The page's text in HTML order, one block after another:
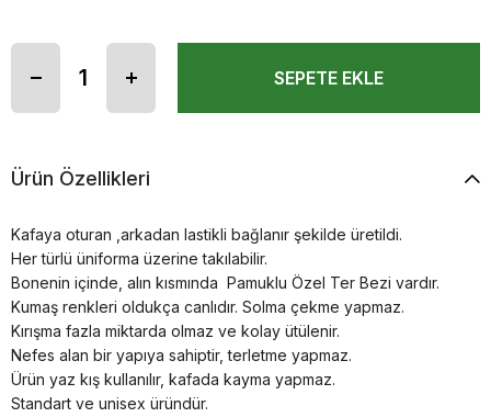
Ürün Özellikleri
Kafaya oturan ,arkadan lastikli bağlanır şekilde üretildi.
Her türlü üniforma üzerine takılabilir.
Bonenin içinde, alın kısmında Pamuklu Özel Ter Bezi vardır.
Kumaş renkleri oldukça canlıdır. Solma çekme yapmaz.
Kırışma fazla miktarda olmaz ve kolay ütülenir.
Nefes alan bir yapıya sahiptir, terletme yapmaz.
Ürün yaz kış kullanılır, kafada kayma yapmaz.
Standart ve unisex üründür.